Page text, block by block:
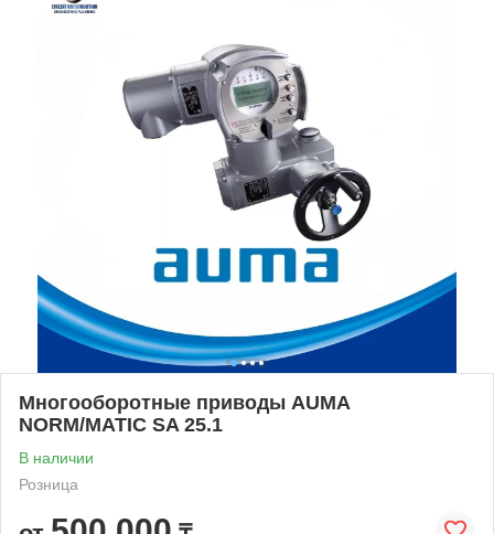
Многооборотные приводы AUMA
NORM/MATIC SA 25.1
В наличии
Розница